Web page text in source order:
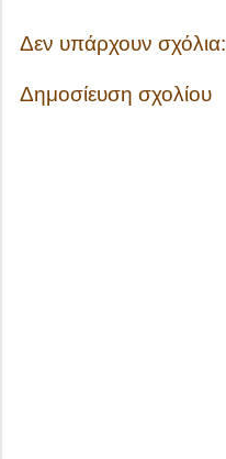
Δεν υπάρχουν σχόλια:
Δημοσίευση σχολίου